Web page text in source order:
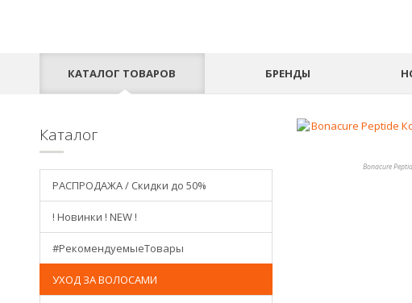
КАТАЛОГ ТОВАРОВ БРЕНДЫ
Bonacure
Каталог
РАСПРОДАЖА / Скидки до 50%
! Новинки ! NEW !
#РекомендуемыеТовары
УХОД ЗА ВОЛОСАМИ